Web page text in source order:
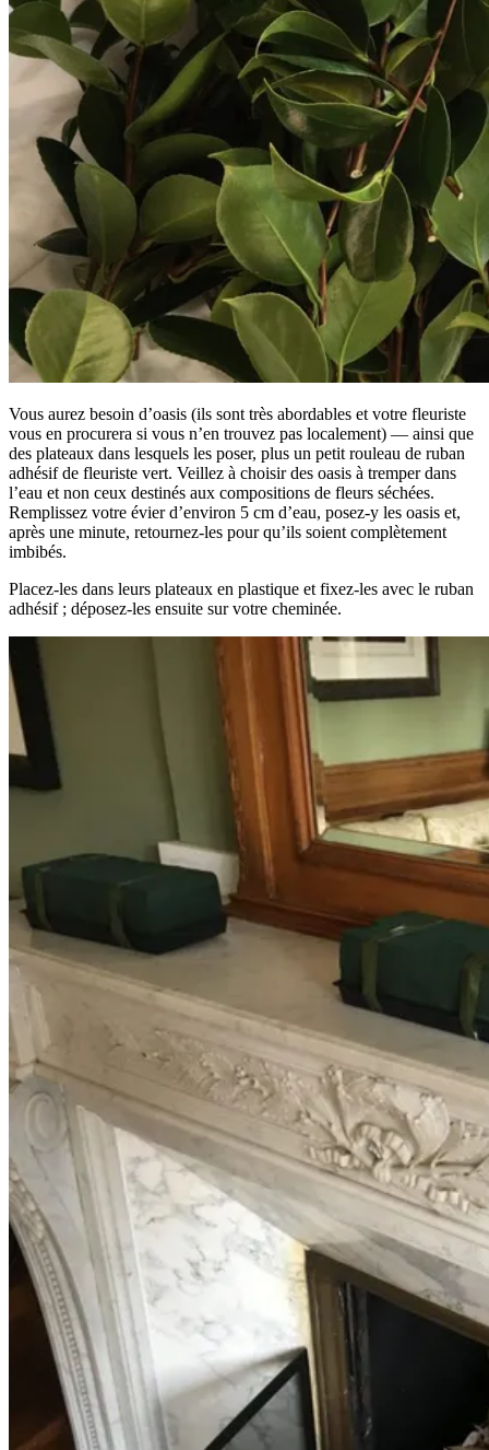
Vous aurez besoin d’oasis (ils sont très abordables et votre fleuriste
vous en procurera si vous n’en trouvez pas localement) — ainsi que
des plateaux dans lesquels les poser, plus un petit rouleau de ruban
adhésif de fleuriste vert. Veillez à choisir des oasis à tremper dans
l’eau et non ceux destinés aux compositions de fleurs séchées.
Remplissez votre évier d’environ 5 cm d’eau, posez-y les oasis et,
après une minute, retournez-les pour qu’ils soient complètement
imbibés.
Placez-les dans leurs plateaux en plastique et fixez-les avec le ruban
adhésif ; déposez-les ensuite sur votre cheminée.